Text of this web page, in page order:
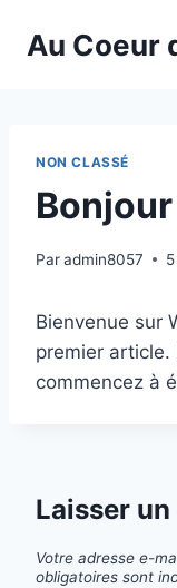
Au Coeur
NON CLASSÉ
Paradmin8057
Bienvenue sur
premier
commencez à
Laisser
Votre adresse e-
obligatoires sont